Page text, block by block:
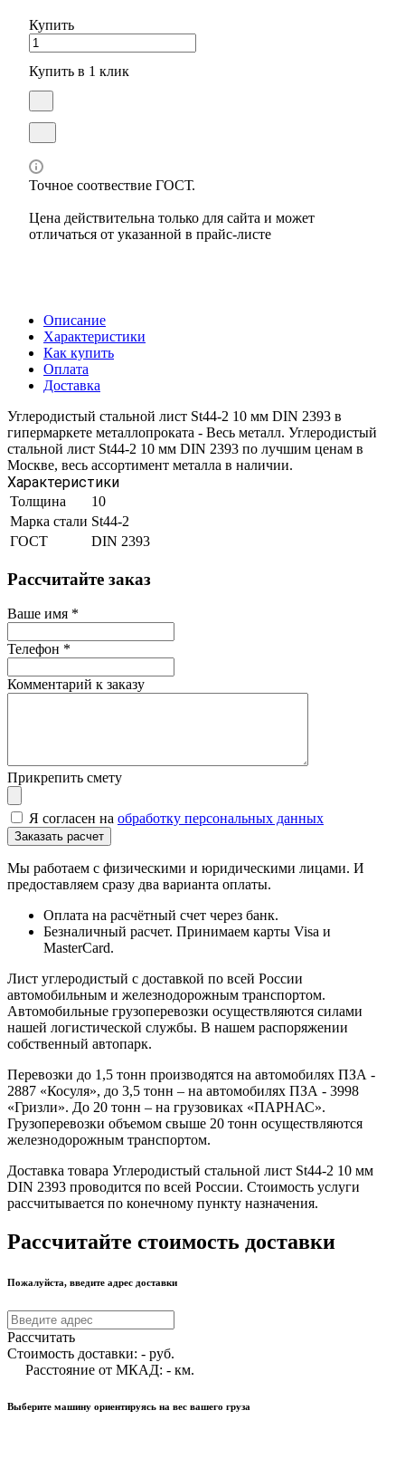
Купить
Купить в 1 клик
Точное соотвествие ГОСТ.
Цена действительна только для сайта и может
отличаться от указанной в прайс-листе
Описание
Характеристики
Как купить
Оплата
Доставка
Углеродистый стальной лист St44-2 10 мм DIN 2393 в
гипермаркете металлопроката - Весь металл. Углеродистый
стальной лист St44-2 10 мм DIN 2393 по лучшим ценам в
Москве, весь ассортимент металла в наличии.
Характеристики
Толщина
10
Марка стали St44-2
ГОСТ
DIN 2393
Рассчитайте заказ
Ваше имя *
Телефон *
Комментарий к заказу
Прикрепить смету
Я согласен на обработку персональных данных
Мы работаем с физическими и юридическими лицами. И
предоставляем сразу два варианта оплаты.
Оплата на расчётный счет через банк.
Безналичный расчет. Принимаем карты Visa и
MasterCard.
Лист углеродистый с доставкой по всей России
автомобильным и железнодорожным транспортом.
Автомобильные грузоперевозки осуществляются силами
нашей логистической службы. В нашем распоряжении
собственный автопарк.
Перевозки до 1,5 тонн производятся на автомобилях ПЗА -
2887 «Косуля», до 3,5 тонн – на автомобилях ПЗА - 3998
«Гризли». До 20 тонн – на грузовиках «ПАРНАС».
Грузоперевозки объемом свыше 20 тонн осуществляются
железнодорожным транспортом.
Доставка товара Углеродистый стальной лист St44-2 10 мм
DIN 2393 проводится по всей России. Стоимость услуги
рассчитывается по конечному пункту назначения.
Рассчитайте стоимость доставки
Пожалуйста, введите адрес доставки
Рассчитать
Стоимость доставки: - руб.
Расстояние от МКАД: - км.
Выберите машину ориентируясь на вес вашего груза